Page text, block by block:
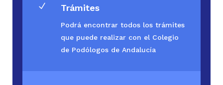
N Trámites
Podrá encontrar todos los trámites
que puede realizar con el Colegio
de Podólogos de Andalucía